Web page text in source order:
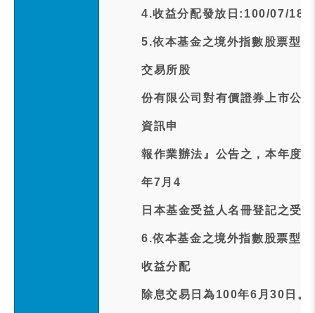
4.收益分配發放日:100/07/18
5.依本基金之境外指數股票型
交易所股
份有限公司對有價證券上市公
資訊申
報作業辦法』公告之，本年度
年7月4
日本基金受益人名冊登記之受
6.依本基金之境外指數股票型
收益分配
除息交易日為100年6月30日。